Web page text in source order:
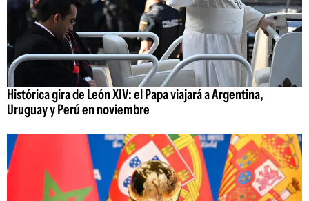
Histórica gira de León XIV: el Papa viajará a Argentina,
Uruguay y Perú en noviembre